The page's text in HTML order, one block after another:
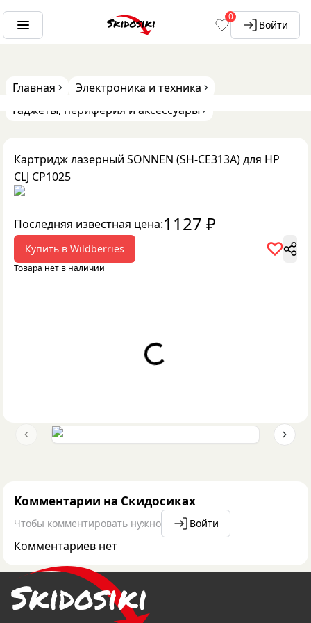
0
Войти
Главная
Электроника и техника
Гаджеты, периферия и аксессуары
Картридж лазерный SONNEN (SH-CE313A) для HP
CLJ CP1025
Последняя известная цена:1127 ₽
Купить в Wildberries
Товара нет в наличии
Loading...
Previous slide Next
Комментарии на Скидосиках
Чтобы комментировать нужно Войти
Комментариев нет